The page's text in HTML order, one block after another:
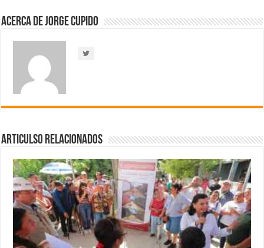
Acerca de Jorge Cupido
Articulso Relacionados